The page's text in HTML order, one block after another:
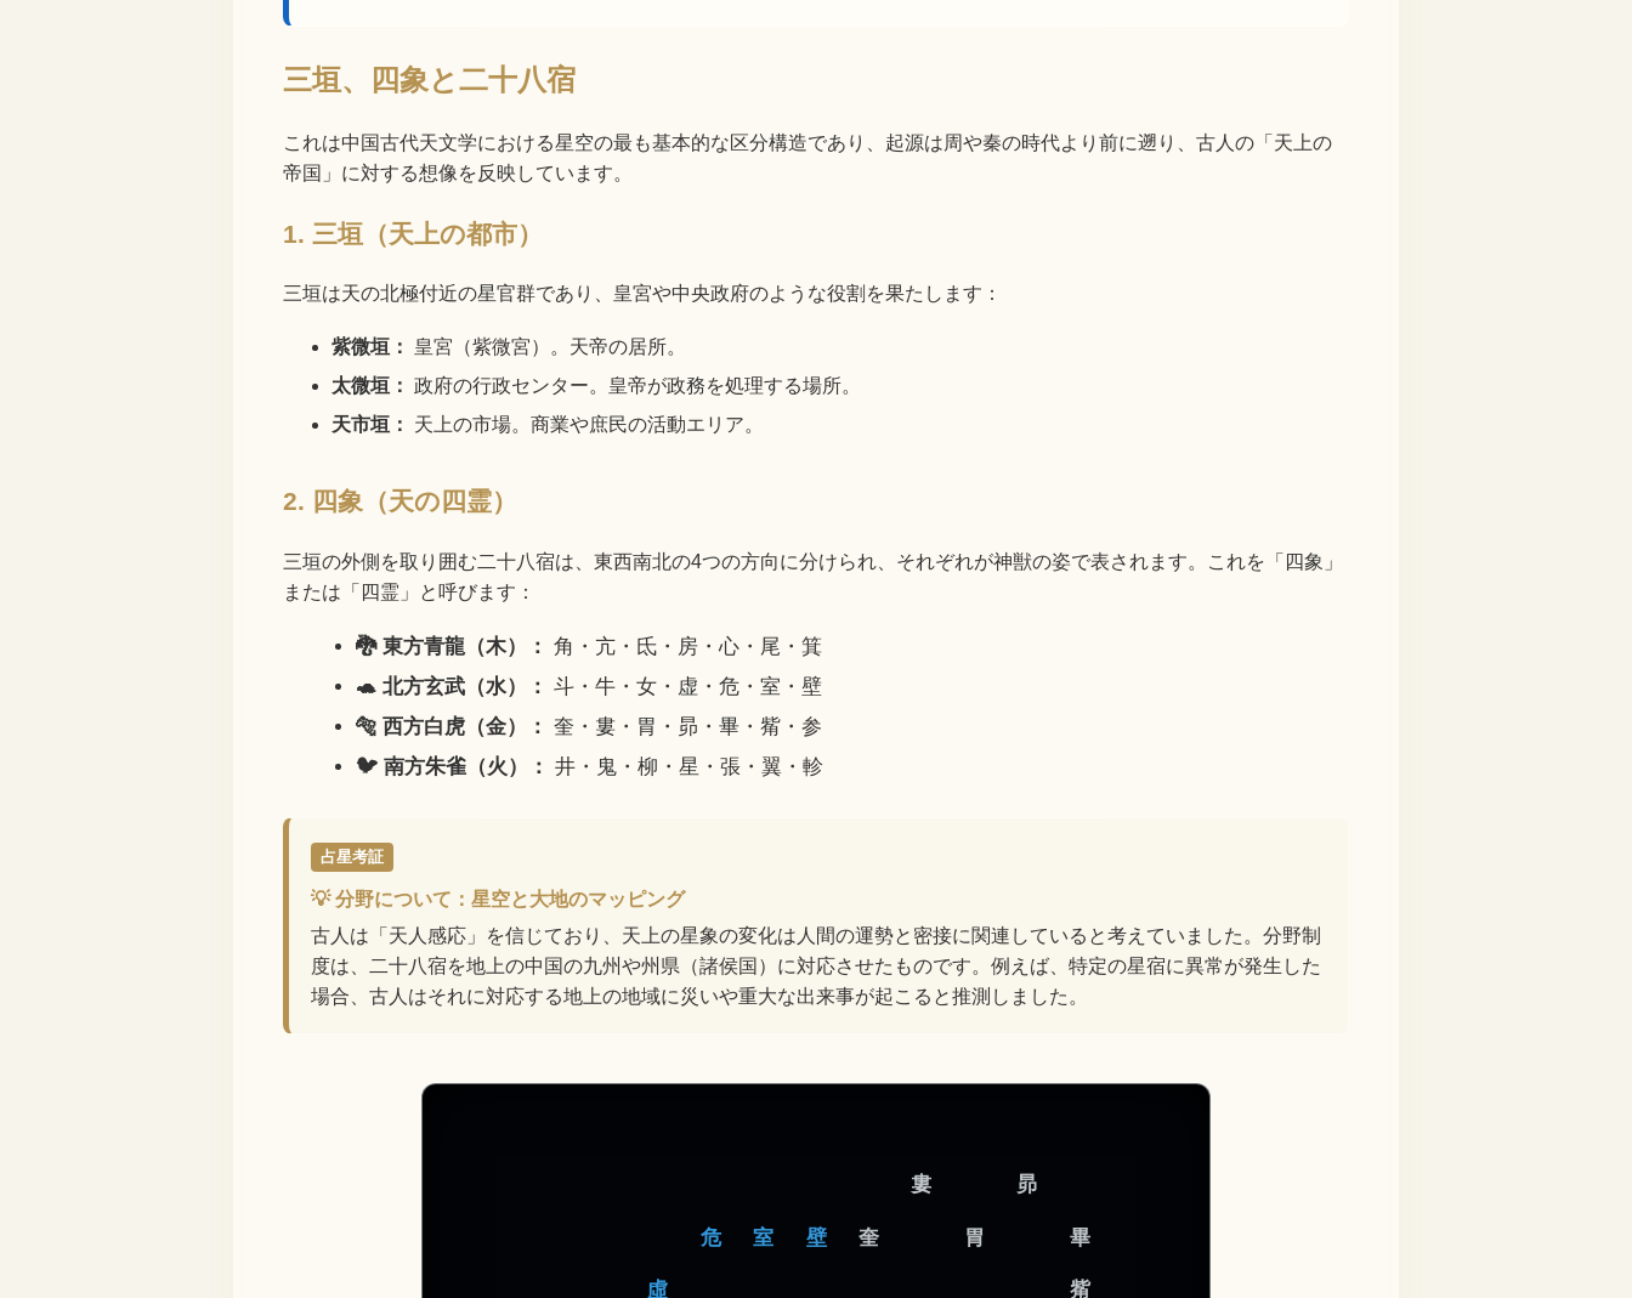
三垣、四象と二十八宿
これは中国古代天文学における星空の最も基本的な区分構造であり、起源は周や秦の時代より前に遡り、古人の「天上の
帝国」に対する想像を反映しています。
1. 三垣（天上の都市）
三垣は天の北極付近の星官群であり、皇宮や中央政府のような役割を果たします：
紫微垣：
皇宮（紫微宮）。天帝の居所。
太微垣： 政府の行政センター。皇帝が政務を処理する場所。
天市垣：
天上の市場。商業や庶民の活動エリア。
2. 四象（天の四霊）
三垣の外側を取り囲む二十八宿は、東西南北の4つの方向に分けられ、それぞれが神獣の姿で表されます。これを「四象」
または「四霊」と呼びます：
🐉 東方青龍（木）： 角・亢・氐・房・心・尾・箕
🐢 北方玄武（水）： 斗・牛・女・虚・危・室・壁
🐅 西方白虎（金）： 奎・婁・胃・昴・畢・觜・参
🐦 南方朱雀（火）： 井・鬼・柳・星・張・翼・軫
占星考証
💡 分野について：星空と大地のマッピング
古人は「天人感応」を信じており、天上の星象の変化は人間の運勢と密接に関連していると考えていました。分野制
度は、二十八宿を地上の中国の九州や州県（諸侯国）に対応させたものです。例えば、特定の星宿に異常が発生した
場合、古人はそれに対応する地上の地域に災いや重大な出来事が起こると推測しました。
虛
危 室 壁 奎
婁
胃
昴
畢
觜